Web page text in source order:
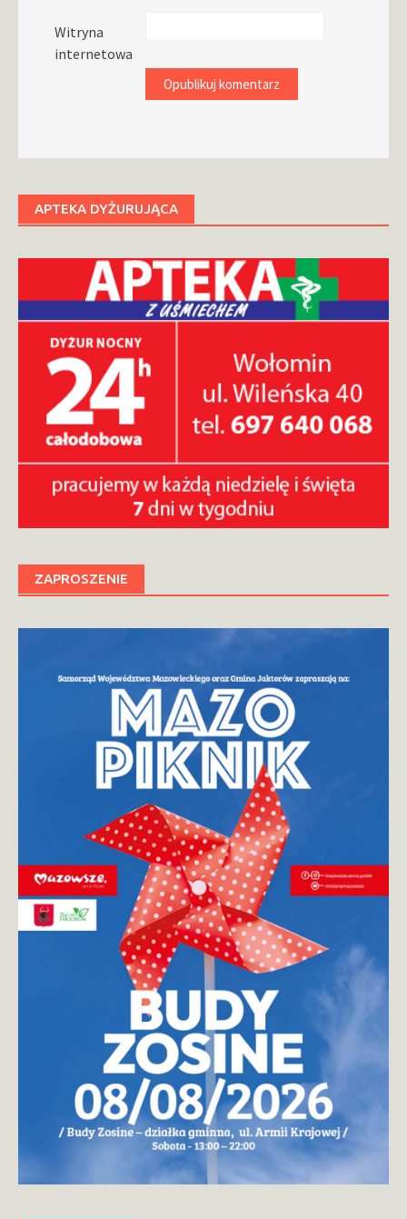
Witryna
internetowa
APTEKA DYŻURUJĄCA
ZAPROSZENIE